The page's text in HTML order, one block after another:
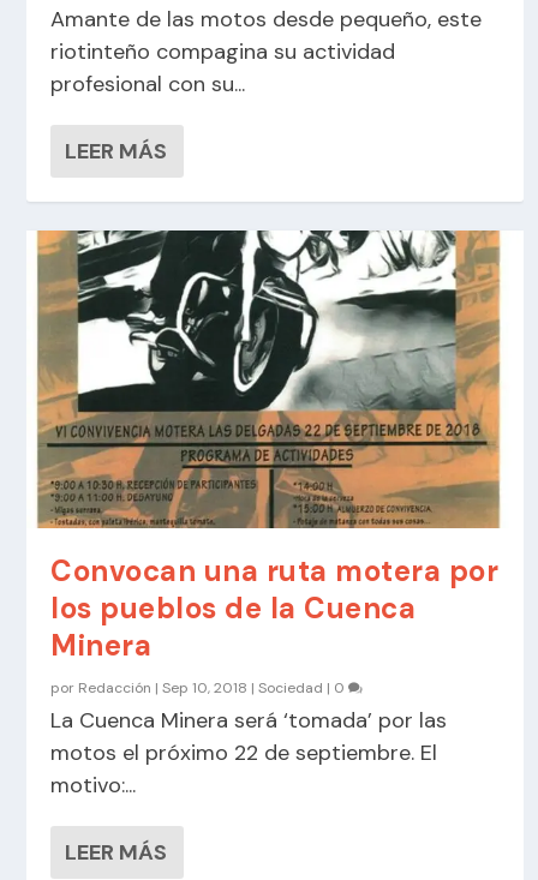
Amante de las motos desde pequeño, este
riotinteño compagina su actividad
profesional con su...
LEER MÁS
Convocan una ruta motera por
los pueblos de la Cuenca
Minera
por Redacción |Sep 10, 2018 |Sociedad | 0
La Cuenca Minera será ‘tomada’ por las
motos el próximo 22 de septiembre. El
motivo:...
LEER MÁS